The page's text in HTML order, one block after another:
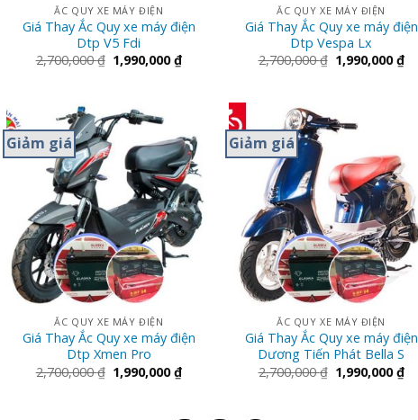
ẮC QUY XE MÁY ĐIỆN
Giá Thay Ắc Quy xe máy điện
Dtp V5 Fdi
2,700,000₫ 1,990,000₫
ẮC QUY XE MÁY ĐIỆN
Giá Thay Ắc Quy xe máy điện
Dtp Vespa Lx
2,700,000₫ 1,990,000₫
Giảm giá
ẮC QUY XE MÁY ĐIỆN
Giá Thay Ắc Quy xe máy điện
Dtp Xmen Pro
2,700,000₫ 1,990,000₫
Giảm giá
ẮC QUY XE MÁY ĐIỆN
Giá Thay Ắc Quy xe máy điện
Dương Tiến Phát Bella S
2,700,000₫ 1,990,000₫